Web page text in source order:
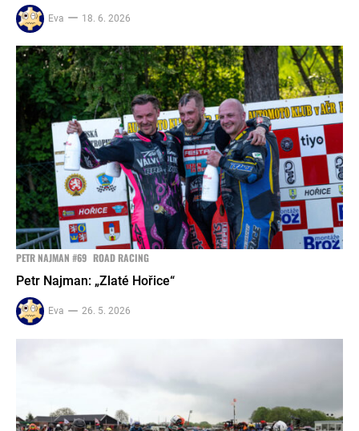
Eva 18. 6. 2026
PETR NAJMAN #69 ROAD RACING
Petr Najman: „Zlaté Hořice“
Eva 26. 5. 2026